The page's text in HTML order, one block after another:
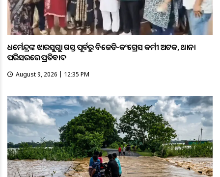
ଧର୍ମେନ୍ଦ୍ରଙ୍କ ଝାରସୁଗୁଡ଼ା ଗସ୍ତ ପୂର୍ବରୁ ବିଜେଡି-କଂଗ୍ରେସ କର୍ମୀ ଅଟକ, ଥାନା
ପରିସରରେ ପ୍ରତିବାଦ
August 9, 2026 | 12:35 PM